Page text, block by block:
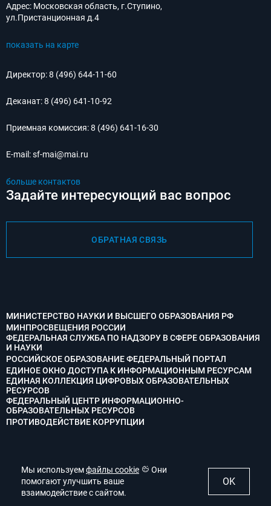
Мы используемфайлы cookie
Они
помогают улучшить ваше
взаимодействие с сайтом.
OK
Мы используемфайлы cookie
Они
помогают улучшить ваше
взаимодействие с сайтом.
OK
Адрес: Московская область, г.Ступино,
ул.Пристанционная д.4
показать на карте
Директор:8 (496) 644-11-60
Деканат:8 (496) 641-10-92
Приемная комиссия:8 (496) 641-16-30
E-mail:sf-mai@mai.ru
больше контактов
Задайте интересующий вас вопрос
ОБРАТНАЯ СВЯЗЬ
МИНИСТЕРСТВО НАУКИ И ВЫСШЕГО ОБРАЗОВАНИЯ РФ
МИНПРОСВЕЩЕНИЯ РОССИИ
ФЕДЕРАЛЬНАЯ СЛУЖБА ПО НАДЗОРУ В СФЕРЕ ОБРАЗОВАНИЯ
И НАУКИ
РОССИЙСКОЕ ОБРАЗОВАНИЕ ФЕДЕРАЛЬНЫЙ ПОРТАЛ
ЕДИНОЕ ОКНО ДОСТУПА К ИНФОРМАЦИОННЫМ РЕСУРСАМ
ЕДИНАЯ КОЛЛЕКЦИЯ ЦИФРОВЫХ ОБРАЗОВАТЕЛЬНЫХ
РЕСУРСОВ
ФЕДЕРАЛЬНЫЙ ЦЕНТР ИНФОРМАЦИОННО-
ОБРАЗОВАТЕЛЬНЫХ РЕСУРСОВ
ПРОТИВОДЕЙСТВИЕ КОРРУПЦИИ
© 2022. Ступинский филиал МАИ. Все права защищены.